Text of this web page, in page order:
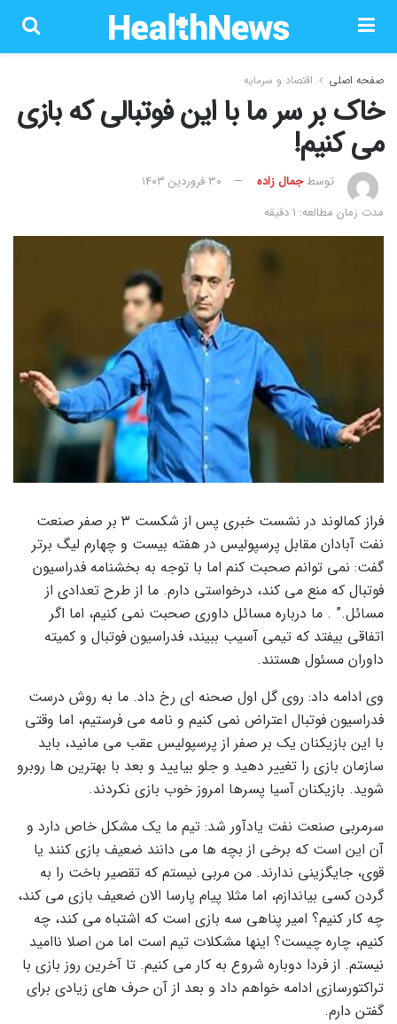
صفحه اصلی اقتصاد و سرمایه
خاک بر سر ما با این فوتبالی که بازی
می کنیم!
توسطجمال زاده
۳۰ فروردین ۱۴۰۳
مدت زمان مطالعه: 1 دقیقه
فراز کمالوند در نشست خبری پس از شکست ۳ بر صفر صنعت
نفت آبادان مقابل پرسپولیس در هفته بیست و چهارم لیگ برتر
گفت: نمی توانم صحبت کنم اما با توجه به بخشنامه فدراسیون
فوتبال که منع می کند، درخواستی دارم. ما از طرح تعدادی از
مسائل.” . ما درباره مسائل داوری صحبت نمی کنیم، اما اگر
اتفاقی بیفتد که تیمی آسیب ببیند، فدراسیون فوتبال و کمیته
داوران مسئول هستند.
وی ادامه داد: روی گل اول صحنه ای رخ داد. ما به روش درست
فدراسیون فوتبال اعتراض نمی کنیم و نامه می فرستیم، اما وقتی
با این بازیکنان یک بر صفر از پرسپولیس عقب می مانید، باید
سازمان بازی را تغییر دهید و جلو بیایید و بعد با بهترین ها روبرو
شوید. بازیکنان آسیا پسرها امروز خوب بازی نکردند.
سرمربی صنعت نفت یادآور شد: تیم ما یک مشکل خاص دارد و
آن این است که برخی از بچه ها می دانند ضعیف بازی کنند یا
قوی، جایگزینی ندارند. من مربی نیستم که تقصیر باخت را به
گردن کسی بیاندازم، اما مثلا پیام پارسا الان ضعیف بازی می کند،
چه کار کنیم؟ امیر پناهی سه بازی است که اشتباه می کند، چه
کنیم، چاره چیست؟ اینها مشکلات تیم است اما من اصلا ناامید
نیستم. از فردا دوباره شروع به کار می کنیم. تا آخرین روز بازی با
تراکتورسازی ادامه خواهم داد و بعد از آن حرف های زیادی برای
گفتن دارم.